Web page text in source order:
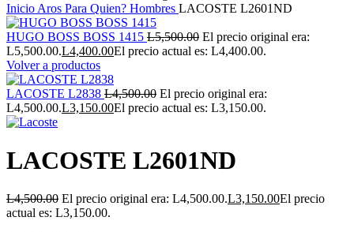
Inicio Aros Para Quien? Hombres LACOSTE L2601ND
HUGO BOSS BOSS 1415 L5,500.00 El precio original era:
L5,500.00.L4,400.00El precio actual es: L4,400.00.
Volver a productos
LACOSTE L2838 L4,500.00 El precio original era:
L4,500.00.L3,150.00El precio actual es: L3,150.00.
LACOSTE L2601ND
L4,500.00 El precio original era: L4,500.00.L3,150.00El precio
actual es: L3,150.00.